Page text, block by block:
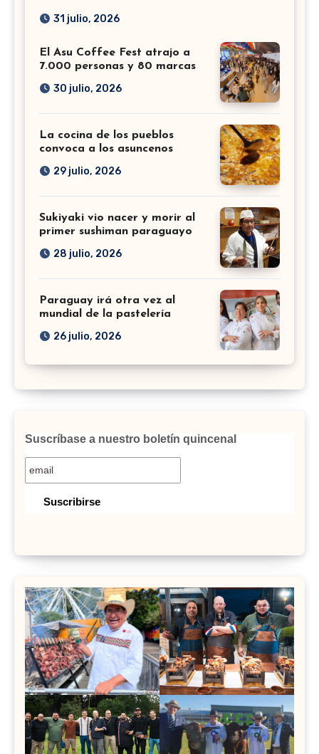
31 julio, 2026
El Asu Coffee Fest atrajo a
7.000 personas y 80 marcas
30 julio, 2026
La cocina de los pueblos
convoca a los asuncenos
29 julio, 2026
Sukiyaki vio nacer y morir al
primer sushiman paraguayo
28 julio, 2026
Paraguay irá otra vez al
mundial de la pastelería
26 julio, 2026
Suscríbase a nuestro boletín quincenal